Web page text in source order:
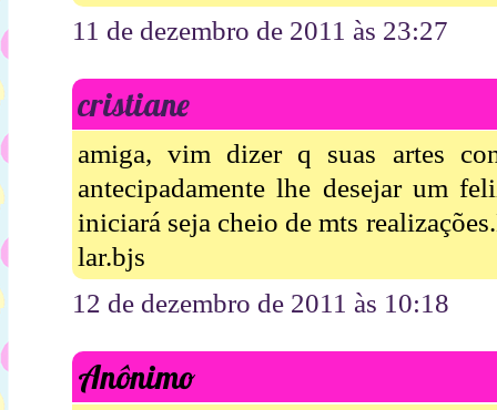
11 de dezembro de 2011 às 23:27
cristiane
amiga, vim dizer q suas artes
antecipadamente lhe desejar um
iniciará seja cheio de mts
lar.bjs
12 de dezembro de 2011 às 10:18
Anônimo